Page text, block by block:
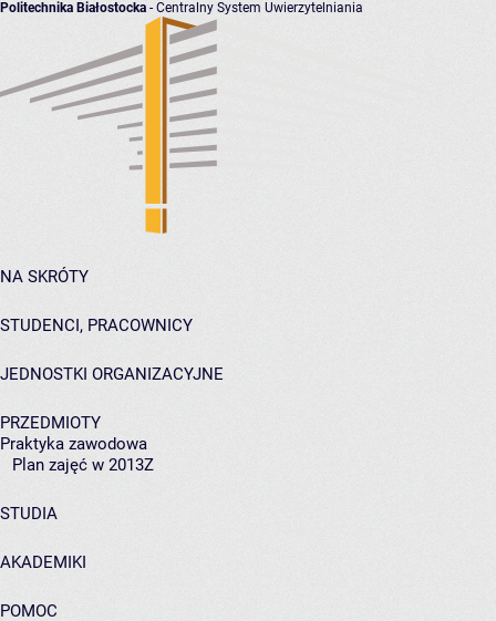
Politechnika Białostocka - Centralny System Uwierzytelniania
NA SKRÓTY
STUDENCI, PRACOWNICY
JEDNOSTKI ORGANIZACYJNE
PRZEDMIOTY
Praktyka zawodowa
Plan zajęć w 2013Z
STUDIA
AKADEMIKI
POMOC